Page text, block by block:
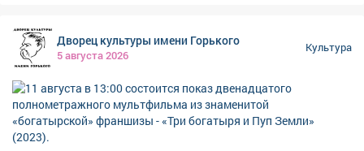
Место проведения: Центральная городская
библиотека (Советская, 44). 📞 По вопросам
обращайтесь: 2-06-44.
Дворец культуры имени Горького
5 августа 2026
Культура